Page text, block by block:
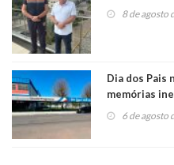
8 de agosto
Dia dos Pais
memórias
6 de agosto